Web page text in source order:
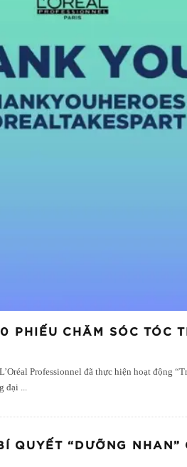
PHIẾU CHĂM SÓC TÓC
Professionnel đã thực hiện hoạt động
đại ...
QUYẾT “DƯỠNG